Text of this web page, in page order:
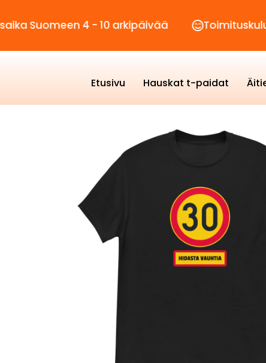
4 - 10 arkipäivää Toimituskulut vain
Etusivu Hauskat t-paidat